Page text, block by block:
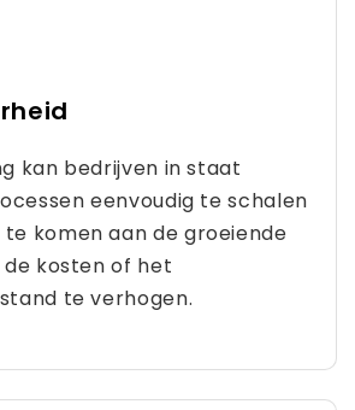
kan bedrijven in staat
eenvoudig te schalen
komen aan de groeiende
kosten of het
te verhogen.